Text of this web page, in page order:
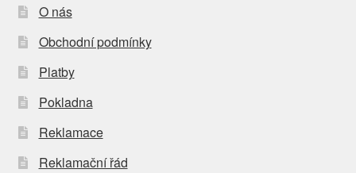
O nás
Obchodní podmínky
Platby
Pokladna
Reklamace
Reklamační řád